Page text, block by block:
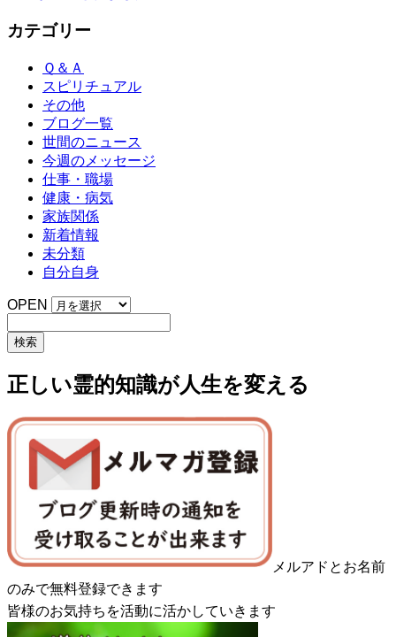
カテゴリー
Ｑ＆Ａ
スピリチュアル
その他
ブログ一覧
世間のニュース
今週のメッセージ
仕事・職場
健康・病気
家族関係
新着情報
未分類
自分自身
OPEN
正しい霊的知識が人生を変える
メルアドとお名前
のみで無料登録できます
皆様のお気持ちを活動に活かしていきます